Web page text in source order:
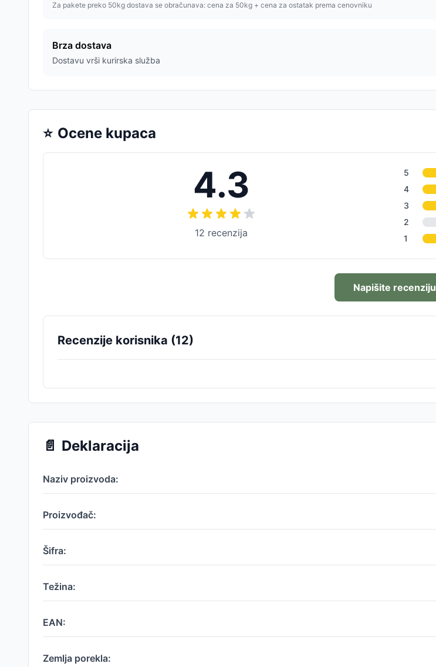
Za pakete preko 50kg dostava se obračunava: cena za 50kg + cena za ostatak prema cenovniku
Brza dostava
Dostavu vrši kurirska služba
⭐ Ocene kupaca
4.3
12 recenzija
5
4
3
2
1
Napišite recenziju
Recenzije korisnika (12)
📄 Deklaracija
Naziv proizvoda:
Proizvođač:
Šifra:
Težina:
EAN:
Zemlja porekla: